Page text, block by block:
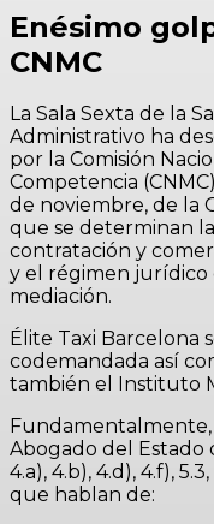
Enésimo
CNMC
La Sala Sexta de la
Administrativo ha
por la Comisión
Competencia
de noviembre, de la
que se determinan
contratación y
y el régimen jurídico
mediación.
Élite Taxi Barcelona
codemandada así
también el Instituto
Fundamentalmente,
Abogado del Estado
4.a), 4.b), 4.d), 4.f),
que hablan de: